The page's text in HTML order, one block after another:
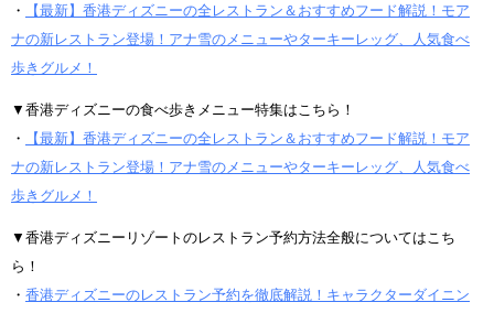
・
【最新】香港ディズニーの全レストラン＆おすすめフード解説！モア
ナの新レストラン登場！アナ雪のメニューやターキーレッグ、人気食べ
歩きグルメ！
▼香港ディズニーの食べ歩きメニュー特集はこちら！
・
【最新】香港ディズニーの全レストラン＆おすすめフード解説！モア
ナの新レストラン登場！アナ雪のメニューやターキーレッグ、人気食べ
歩きグルメ！
▼香港ディズニーリゾートのレストラン予約方法全般についてはこち
ら！
・ 香港ディズニーのレストラン予約を徹底解説！キャラクターダイニン